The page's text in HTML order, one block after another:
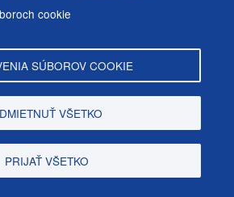
cookie
SÚBOROV COOKIE
VŠETKO
PRIJAŤ VŠETKO
Streda, 2025